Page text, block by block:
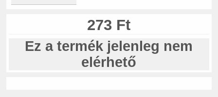
273 Ft
Ez a termék jelenleg nem
elérhető